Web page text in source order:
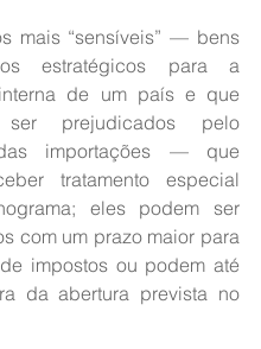
mais “sensíveis” — bens
estratégicos para a
de um país e que
ser prejudicados pelo
importações — que
tratamento especial
eles podem ser
com um prazo maior para
impostos ou podem até
da abertura prevista no